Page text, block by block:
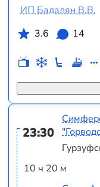
ИП Бадалян В.В.
3.6
14
23:30
10 ч 20 м